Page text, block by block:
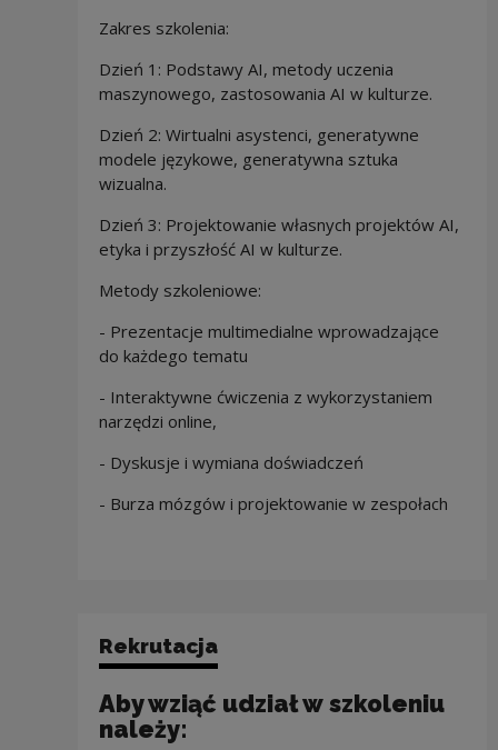
Zakres szkolenia:
Dzień 1: Podstawy AI, metody uczenia
maszynowego, zastosowania AI w kulturze.
Dzień 2: Wirtualni asystenci, generatywne
modele językowe, generatywna sztuka
wizualna.
Dzień 3: Projektowanie własnych projektów AI,
etyka i przyszłość AI w kulturze.
Metody szkoleniowe:
- Prezentacje multimedialne wprowadzające
do każdego tematu
- Interaktywne ćwiczenia z wykorzystaniem
narzędzi online,
- Dyskusje i wymiana doświadczeń
- Burza mózgów i projektowanie w zespołach
Rekrutacja
Aby wziąć udział w szkoleniu
należy: